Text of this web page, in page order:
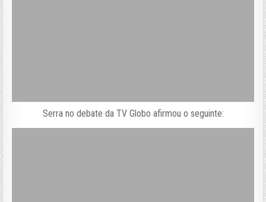
Serra no debate da TV Globo afirmou o seguinte: